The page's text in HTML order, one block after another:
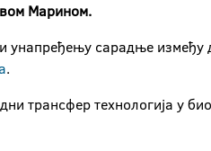
Марином.
унапређењу сарадње између
.
трансфер технологија у